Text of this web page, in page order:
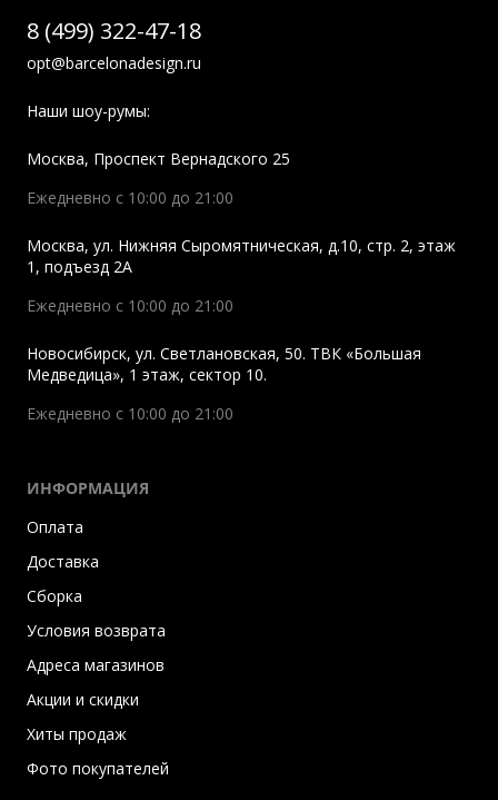
8 (499) 322-47-18
opt@barcelonadesign.ru
Наши шоу-румы:
Москва, Проспект Вернадского 25
Ежедневно с 10:00 до 21:00
Москва, ул. Нижняя Сыромятническая, д.10, стр. 2, этаж
1, подъезд 2A
Ежедневно с 10:00 до 21:00
Новосибирск, ул. Светлановская, 50. ТВК «Большая
Медведица», 1 этаж, сектор 10.
Ежедневно с 10:00 до 21:00
ИНФОРМАЦИЯ
Оплата
Доставка
Сборка
Условия возврата
Адреса магазинов
Акции и скидки
Хиты продаж
Фото покупателей